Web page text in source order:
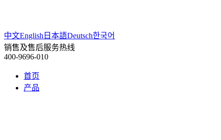
中文English 日本語Deutsch한국어
销售及售后服务热线
400-9696-010
首页
产品